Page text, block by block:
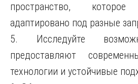
пространство,
адаптировано под разные
5. Исследуйте
предоставляют
технологии и устойчивые